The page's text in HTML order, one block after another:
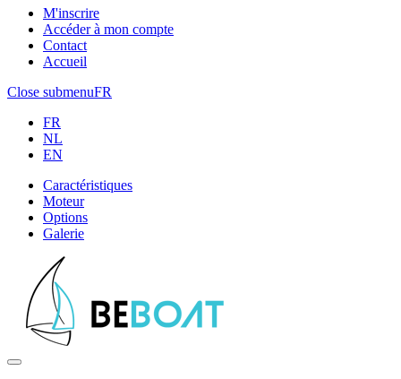
M'inscrire
Accéder à mon compte
Contact
Accueil
Close submenuFR
FR
NL
EN
Caractéristiques
Moteur
Options
Galerie